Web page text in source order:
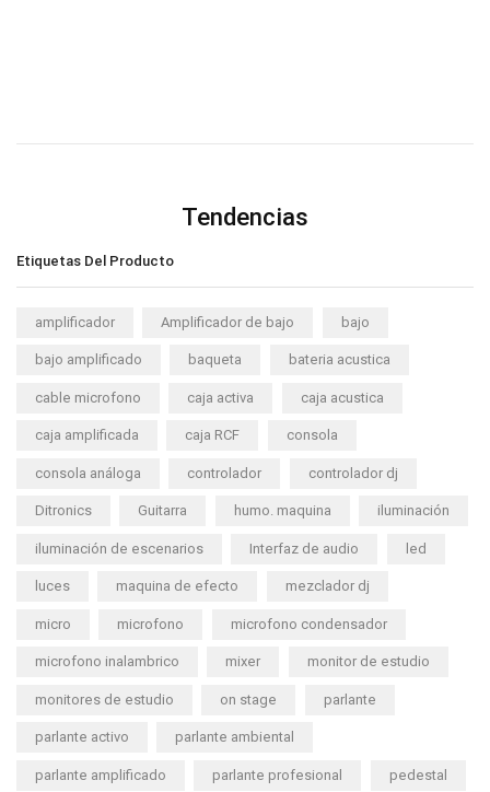
Tendencias
Etiquetas Del Producto
amplificador Amplificador de bajo bajo
bajo amplificado baqueta bateria acustica
cable microfono caja activa caja acustica
caja amplificada caja RCF consola
consola análoga controlador controlador dj
Ditronics Guitarra humo. maquina iluminación
iluminación de escenarios Interfaz de audio led
luces maquina de efecto mezclador dj
micro microfono microfono condensador
microfono inalambrico mixer monitor de estudio
monitores de estudio on stage parlante
parlante activo parlante ambiental
parlante amplificado parlante profesional pedestal